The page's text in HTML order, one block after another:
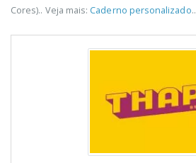
Cores).. Veja mais: Caderno personalizado